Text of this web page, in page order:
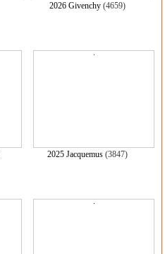
2026 Givenchy (4659)
2025 Jacquemus (3847)